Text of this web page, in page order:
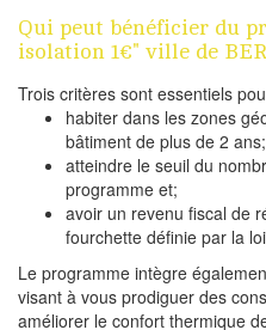
Qui peut bénéficier du
isolation 1€" ville de
Trois critères sont essentiels
habiter dans les zones
bâtiment de plus de 2 ans;
atteindre le seuil du
programme et;
avoir un revenu fiscal de
fourchette définie par la
Le programme intègre
visant à vous prodiguer des
améliorer le confort thermique